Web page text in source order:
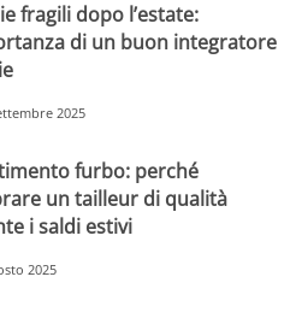
fragili dopo l’estate:
di un buon integratore
2025
furbo: perché
un tailleur di qualità
i saldi estivi
2025